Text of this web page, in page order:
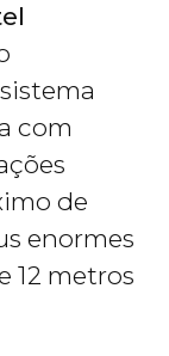
com
de
enormes
12 metros